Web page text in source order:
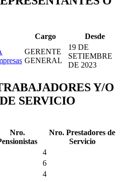
Cargo
Desde
GERENTE
GENERAL
19 DE
SETIEMBRE
DE 2023
Y/O
SERVICIO
Nro.
Nro. Prestadores de
Servicio
4
6
4